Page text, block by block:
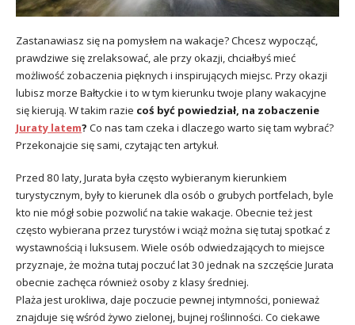
Zastanawiasz się na pomysłem na wakacje? Chcesz wypocząć,
prawdziwe się zrelaksować, ale przy okazji, chciałbyś mieć
możliwość zobaczenia pięknych i inspirujących miejsc. Przy okazji
lubisz morze Bałtyckie i to w tym kierunku twoje plany wakacyjne
się kierują. W takim razie coś być powiedział, na zobaczenie
Juraty latem? Co nas tam czeka i dlaczego warto się tam wybrać?
Przekonajcie się sami, czytając ten artykuł.
Przed 80 laty, Jurata była często wybieranym kierunkiem
turystycznym, były to kierunek dla osób o grubych portfelach, byle
kto nie mógł sobie pozwolić na takie wakacje. Obecnie też jest
często wybierana przez turystów i wciąż można się tutaj spotkać z
wystawnością i luksusem. Wiele osób odwiedzających to miejsce
przyznaje, że można tutaj poczuć lat 30 jednak na szczęście Jurata
obecnie zachęca również osoby z klasy średniej.
Plaża jest urokliwa, daje poczucie pewnej intymności, ponieważ
znajduje się wśród żywo zielonej, bujnej roślinności. Co ciekawe